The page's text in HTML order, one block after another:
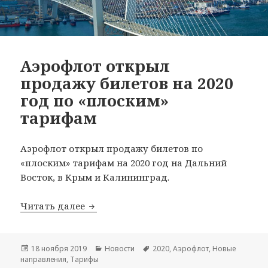
Аэрофлот открыл
продажу билетов на 2020
год по «плоским»
тарифам
Аэрофлот открыл продажу билетов по
«плоским» тарифам на 2020 год на Дальний
Восток, в Крым и Калининград.
Читать далее Аэрофлот открыл продажу билетов
Опубликовано
18 ноября 2019 Рубрики
Новости Метки
2020,Аэрофлот, Новые
направления, Тарифы